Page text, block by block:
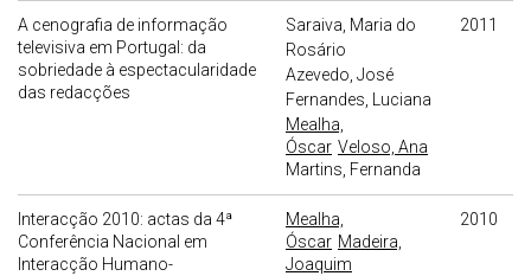
A cenografia de informação
televisiva em Portugal: da
sobriedade à espectacularidade
das redacções
Saraiva, Maria do
Rosário
Azevedo, José
Fernandes, Luciana
Mealha,
Óscar Veloso, Ana
Martins, Fernanda
2011
Interacção 2010: actas da 4ª
Conferência Nacional em
Interacção Humano-
Mealha,
Óscar Madeira,
Joaquim
2010